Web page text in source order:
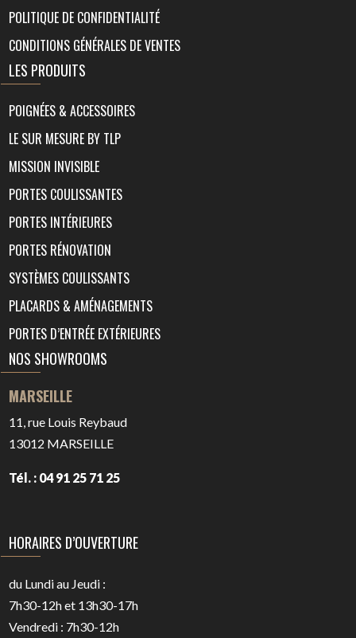
POLITIQUE DE CONFIDENTIALITÉ
CONDITIONS GÉNÉRALES DE VENTES
LES PRODUITS
POIGNÉES & ACCESSOIRES
LE SUR MESURE BY TLP
MISSION INVISIBLE
PORTES COULISSANTES
PORTES INTÉRIEURES
PORTES RÉNOVATION
SYSTÈMES COULISSANTS
PLACARDS & AMÉNAGEMENTS
PORTES D’ENTRÉE EXTÉRIEURES
NOS SHOWROOMS
MARSEILLE
11, rue Louis Reybaud
13012 MARSEILLE
Tél. : 04 91 25 71 25
HORAIRES D’OUVERTURE
du Lundi au Jeudi :
7h30-12h et 13h30-17h
Vendredi : 7h30-12h